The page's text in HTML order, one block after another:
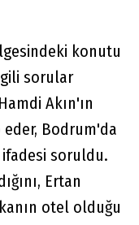
konutu
sorular
Akın'ın
eder, Bodrum'da
ifadesi soruldu.
Ertan
otel olduğu